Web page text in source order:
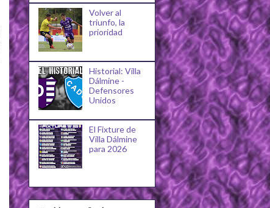
Volver al
triunfo, la
prioridad
Historial: Villa
Dálmine -
Defensores
Unidos
El Fixture de
Villa Dálmine
para 2026